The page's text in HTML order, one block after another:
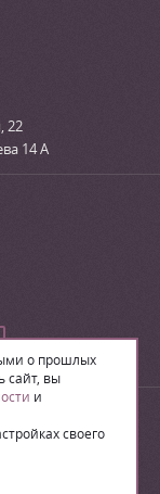
о прошлых
сайт, вы
и
своего
22
14 А
«ЛВН»